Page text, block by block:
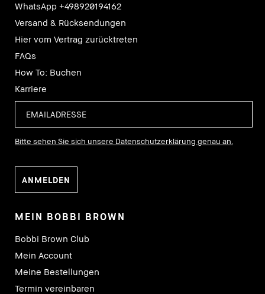
WhatsApp +498920194162
Versand & Rücksendungen
Hier vom Vertrag zurücktreten
FAQs
How To: Buchen
Karriere
Bitte sehen Sie sich unsere Datenschutzerklärung genau an.
MEIN BOBBI BROWN
Bobbi Brown Club
Mein Account
Meine Bestellungen
Termin vereinbaren